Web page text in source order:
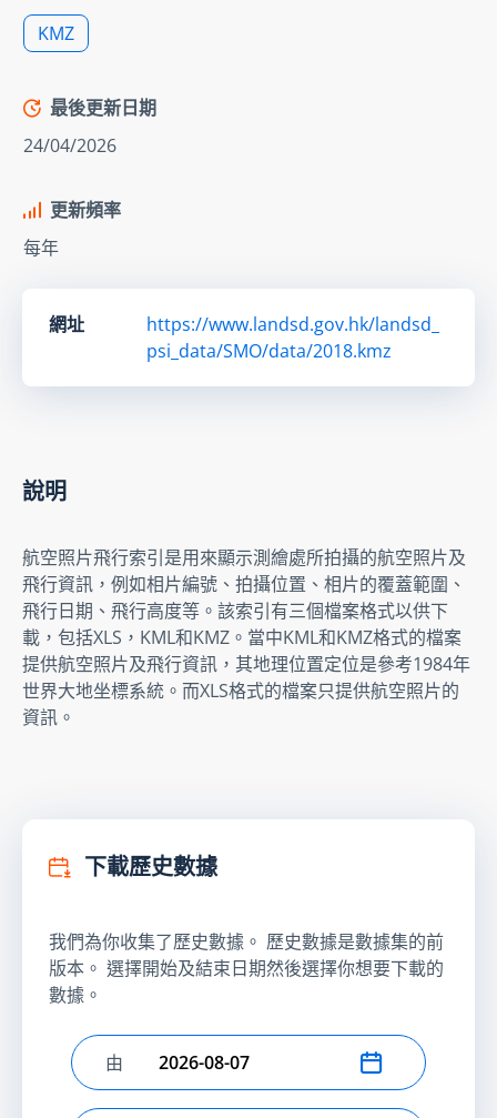
KMZ
最後更新日期
24/04/2026
更新頻率
每年
網址
https://www.landsd.gov.hk/landsd_
psi_data/SMO/data/2018.kmz
說明
航空照片飛行索引是用來顯示測繪處所拍攝的航空照片及
飛行資訊，例如相片編號、拍攝位置、相片的覆蓋範圍、
飛行日期、飛行高度等。該索引有三個檔案格式以供下
載，包括XLS，KML和KMZ。當中KML和KMZ格式的檔案
提供航空照片及飛行資訊，其地理位置定位是參考1984年
世界大地坐標系統。而XLS格式的檔案只提供航空照片的
資訊。
下載歷史數據
我們為你收集了歷史數據。 歷史數據是數據集的前
版本。 選擇開始及結束日期然後選擇你想要下載的
數據。
選擇開始日期
由